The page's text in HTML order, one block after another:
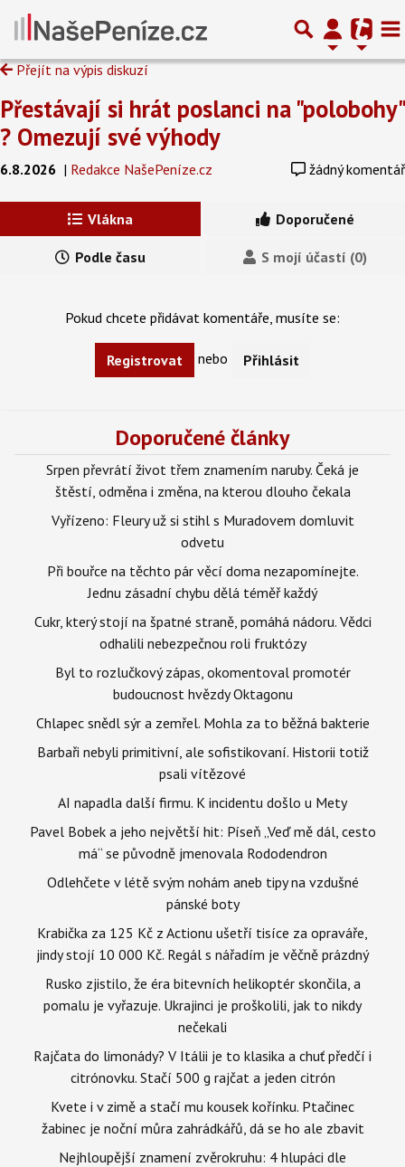
Přejít na výpis diskuzí
Přestávají si hrát poslanci na "polobohy"
? Omezují své výhody
6.8.2026 | Redakce NašePeníze.cz žádný komentář
Vlákna Doporučené
Podle času S mojí účastí (0)
Pokud chcete přidávat komentáře, musíte se:
Registrovat nebo Přihlásit
Doporučené články
Srpen převrátí život třem znamením naruby. Čeká je
štěstí, odměna i změna, na kterou dlouho čekala
Vyřízeno: Fleury už si stihl s Muradovem domluvit
odvetu
Při bouřce na těchto pár věcí doma nezapomínejte.
Jednu zásadní chybu dělá téměř každý
Cukr, který stojí na špatné straně, pomáhá nádoru. Vědci
odhalili nebezpečnou roli fruktózy
Byl to rozlučkový zápas, okomentoval promotér
budoucnost hvězdy Oktagonu
Chlapec snědl sýr a zemřel. Mohla za to běžná bakterie
Barbaři nebyli primitivní, ale sofistikovaní. Historii totiž
psali vítězové
AI napadla další firmu. K incidentu došlo u Mety
Pavel Bobek a jeho největší hit: Píseň „Veď mě dál, cesto
má“ se původně jmenovala Rododendron
Odlehčete v létě svým nohám aneb tipy na vzdušné
pánské boty
Krabička za 125 Kč z Actionu ušetří tisíce za opraváře,
jindy stojí 10 000 Kč. Regál s nářadím je věčně prázdný
Rusko zjistilo, že éra bitevních helikoptér skončila, a
pomalu je vyřazuje. Ukrajinci je proškolili, jak to nikdy
nečekali
Rajčata do limonády? V Itálii je to klasika a chuť předčí i
citrónovku. Stačí 500 g rajčat a jeden citrón
Kvete i v zimě a stačí mu kousek kořínku. Ptačinec
žabinec je noční můra zahrádkářů, dá se ho ale zbavit
Nejhloupější znamení zvěrokruhu: 4 hlupáci dle